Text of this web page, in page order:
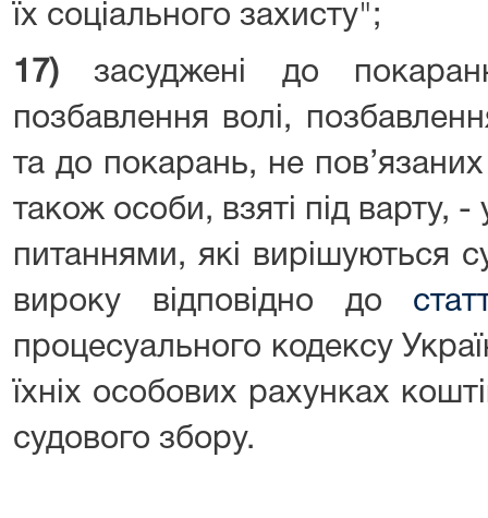
їх соціального захисту";
17) засуджені до
позбавлення волі,
та до покарань, не
також особи, взяті під варту, -
питаннями, які вирішуються
вироку відповідно до
процесуального кодексу
їхніх особових рахунках
судового збору.